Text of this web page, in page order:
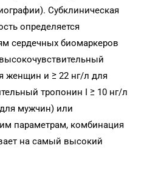
Субклиническая
определяется
сердечных биомаркеров
женщин и ≥ 22 нг/л для
тропонин I ≥ 10 нг/л
мужчин) или
параметрам, комбинация
на самый высокий